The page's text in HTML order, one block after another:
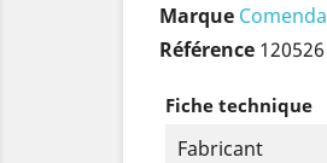
Marque Comenda
Référence 120526
Fiche technique
Fabricant